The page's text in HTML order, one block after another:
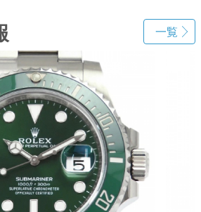
一覧